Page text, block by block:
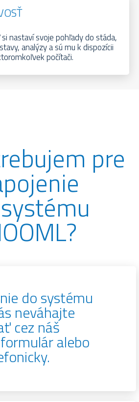
nastaví svoje pohľady do stáda,
analýzy a sú mu k dispozícii
počítači.
pre
do systému
neváhajte
cez náš
alebo